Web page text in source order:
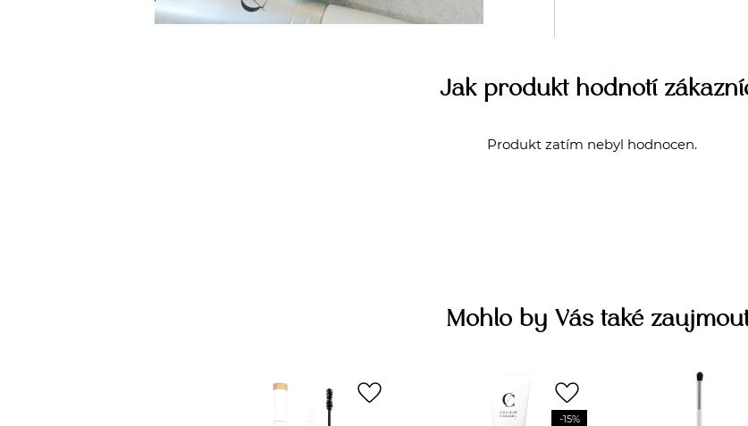
Jak produkt hodnotí
Produkt zatím nebyl hodnocen.
Mohlo by Vás také
favorite_border
-15%
favorite_border